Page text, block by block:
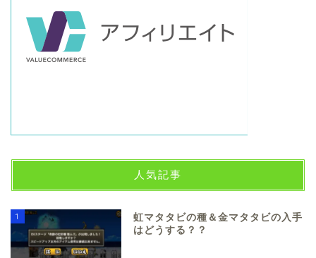
人気記事
1
虹マタタビの種＆金マタタビの入手
はどうする？？